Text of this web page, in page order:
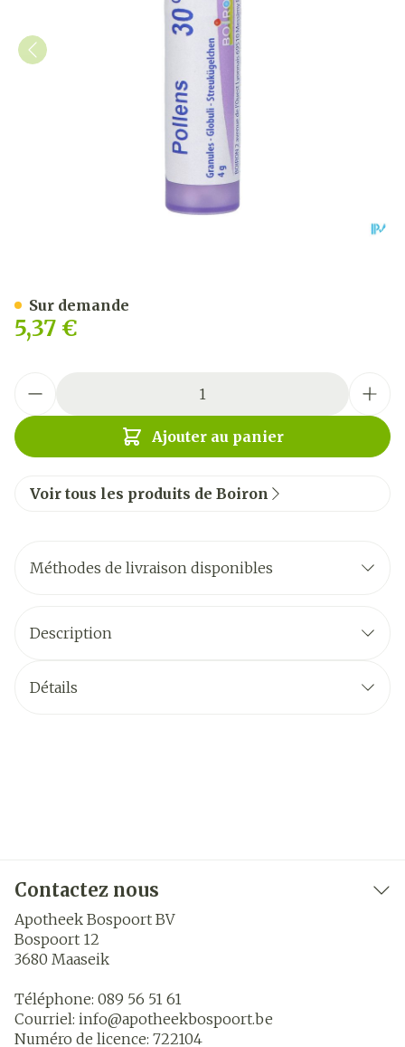
5,37 €
Ajouter au panier
Sur demande
Voir tous les produits de Boiron
Méthodes de livraison disponibles
Description
Détails
Contactez nous
Apotheek Bospoort BV
Bospoort 12
3680 Maaseik
Téléphone: 089 56 51 61
Courriel: info@apotheekbospoort.be
Numéro de licence: 722104